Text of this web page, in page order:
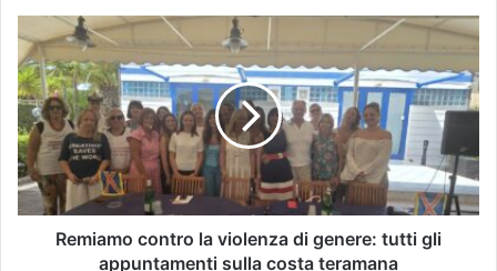
Remiamo contro la violenza di genere: tutti gli
appuntamenti sulla costa teramana